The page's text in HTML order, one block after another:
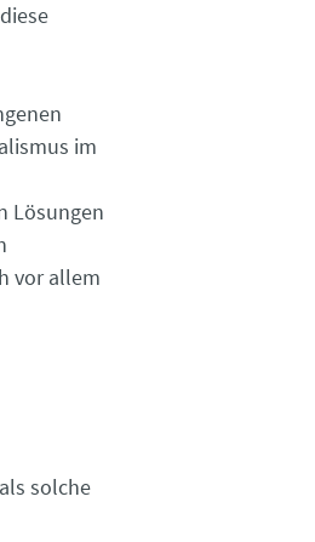
im
Lösungen
vor allem
solche